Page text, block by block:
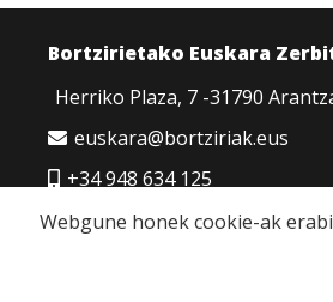
Bortzirietako Euskara
Herriko Plaza, 7 -31790
euskara@bortziriak.eus
+34 948 634 125
680 65 06 50
Webgune honek cookie-ak